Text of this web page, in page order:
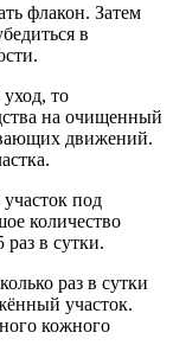
флакон. Затем
в
то
на очищенный
движений.
под
количество
в сутки.
раз в сутки
участок.
кожного